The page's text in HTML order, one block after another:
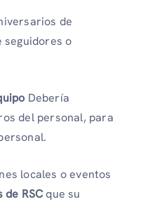
de
seguidores o
Debería
del personal, para
locales o eventos
RSCque su